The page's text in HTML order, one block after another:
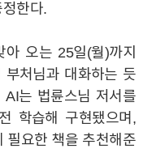
한다.
오는 25일(월)까지
부처님과 대화하는 듯
AI는 법륜스님 저서를
학습해 구현됐으며,
필요한 책을 추천해준